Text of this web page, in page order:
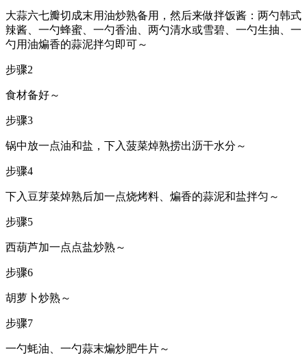
大蒜六七瓣切成末用油炒熟备用，然后来做拌饭酱：两勺韩式
辣酱、一勺蜂蜜、一勺香油、两勺清水或雪碧、一勺生抽、一
勺用油煸香的蒜泥拌匀即可～
步骤2
食材备好～
步骤3
锅中放一点油和盐，下入菠菜焯熟捞出沥干水分～
步骤4
下入豆芽菜焯熟后加一点烧烤料、煸香的蒜泥和盐拌匀～
步骤5
西葫芦加一点点盐炒熟～
步骤6
胡萝卜炒熟～
步骤7
一勺蚝油、一勺蒜末煸炒肥牛片～